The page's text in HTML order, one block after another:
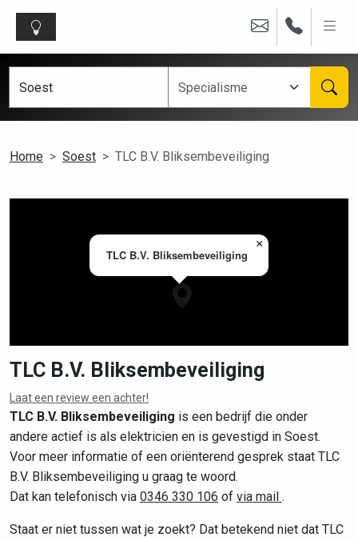
Home Soest TLC B.V. Bliksembeveiliging
TLC B.V. Bliksembeveiliging
×
Leaflet|©OpenStreetMapcontributors
TLC B.V. Bliksembeveiliging
Laat een review een achter!
TLC B.V. Bliksembeveiliging is een bedrijf die onder
andere actief is als elektricien en is gevestigd in Soest.
Voor meer informatie of een oriënterend gesprek staat TLC
B.V. Bliksembeveiliging u graag te woord.
Dat kan telefonisch via 0346 330 106 of via mail .
Staat er niet tussen wat je zoekt? Dat betekend niet dat TLC